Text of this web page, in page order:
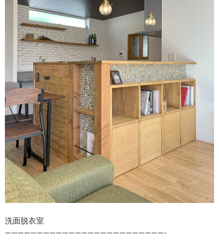
洗面脱衣室
—————————————————————————-